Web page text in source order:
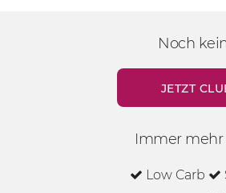
Noch
JETZT
Immer mehr
Low Carb